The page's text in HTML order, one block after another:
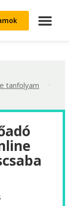
tanfolyam